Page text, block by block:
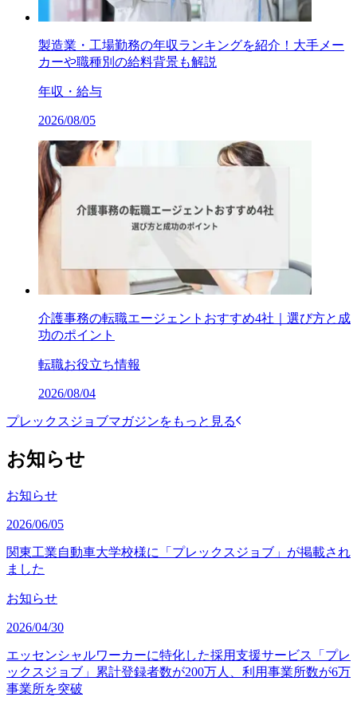
製造業・工場勤務の年収ランキングを紹介！大手メー
カーや職種別の給料背景も解説
年収・給与
2026/08/05
介護事務の転職エージェントおすすめ4社｜選び方と成
功のポイント
転職お役立ち情報
2026/08/04
プレックスジョブマガジンをもっと見る
お知らせ
お知らせ
2026/06/05
関東工業自動車大学校様に「プレックスジョブ」が掲載され
ました
お知らせ
2026/04/30
エッセンシャルワーカーに特化した採用支援サービス「プレ
ックスジョブ」累計登録者数が200万人、利用事業所数が6万
事業所を突破